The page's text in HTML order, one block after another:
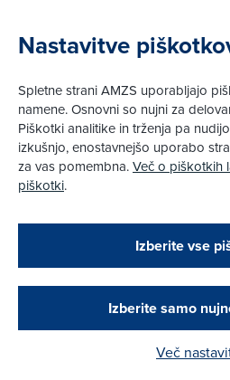
Podarjamo vam 10
Obstoječi in novi
opravili registracijo
vrednostno darilno
Kako do darila?
Postanite član AMZS
Zakaj (p)ostati član?
Kako vam pomagamo
Pravni vidiki
Piškotki
Pravno obvestilo
Pri spletni včlanitvi so podprta naslednja
Nastavitve
Spletne strani AMZS uporabljajo
namene. Osnovni so nujni za
Piškotki analitike in trženja pa
izkušnjo, enostavnejšo uporabo
za vas pomembna.Več o piškotkih
piškotki.
Izberite vse
Izberite samo
Več